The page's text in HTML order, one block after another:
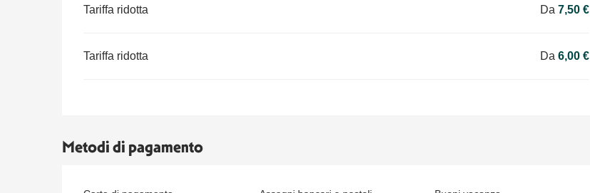
Tariffa ridotta Da7,50 €
Tariffa ridotta Da6,00 €
Metodi di pagamento